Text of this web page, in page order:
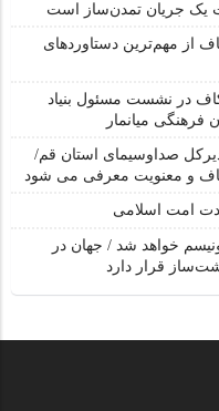
یک جریان تمدن‌ساز است
از مهم‌ترین دستاوردهای
در نشست مسئول بنیاد
فرهنگی میانمار
صداوسیمای استان قم/
و معنویت معرفی می شود
امت اسلامی
خواهد شد / جهان در
قرار دارد